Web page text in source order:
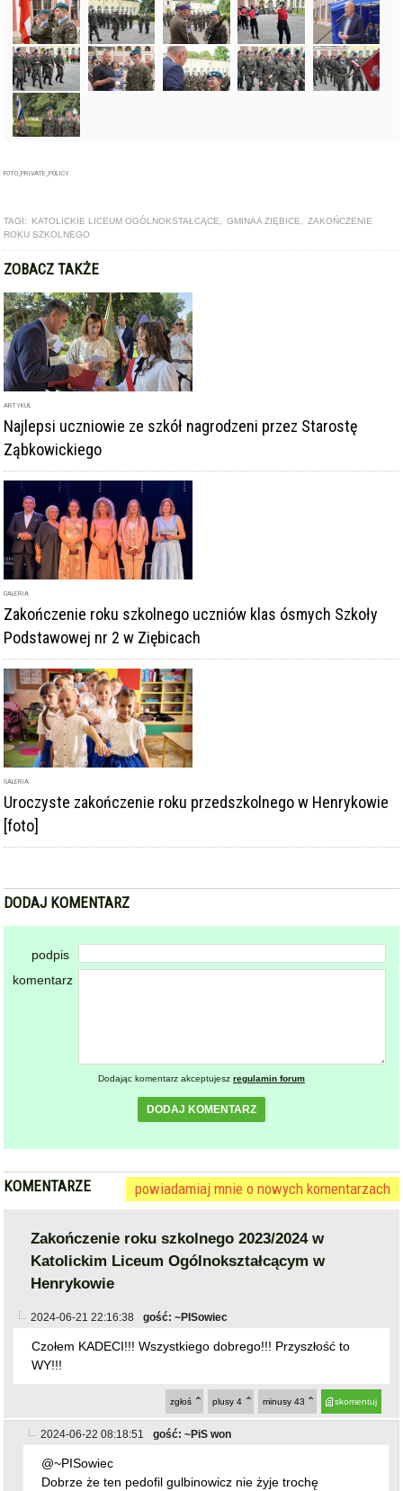
FOTO_PRIVATE_POLICY
TAGI: KATOLICKIE LICEUM OGÓLNOKSTAŁCĄCE, GMINAA ZIĘBICE, ZAKOŃCZENIE
ROKU SZKOLNEGO
ZOBACZ TAKŻE
ARTYKUŁ
Najlepsi uczniowie ze szkół nagrodzeni przez Starostę
Ząbkowickiego
GALERIA
Zakończenie roku szkolnego uczniów klas ósmych Szkoły
Podstawowej nr 2 w Ziębicach
GALERIA
Uroczyste zakończenie roku przedszkolnego w Henrykowie
[foto]
DODAJ KOMENTARZ
podpis
komentarz
Dodając komentarz akceptujesz regulamin forum
DODAJ KOMENTARZ
KOMENTARZE powiadamiaj mnie o nowych komentarzach
Zakończenie roku szkolnego 2023/2024 w
Katolickim Liceum Ogólnokształcącym w
Henrykowie
2024-06-21 22:16:38 gość: ~PISowiec
Czołem KADECI!!! Wszystkiego dobrego!!! Przyszłość to
WY!!!
skomentuj
minusy 43
plusy 4
zgłoś
2024-06-22 08:18:51 gość: ~PiS won
@~PISowiec
Dobrze że ten pedofil gulbinowicz nie żyje trochę